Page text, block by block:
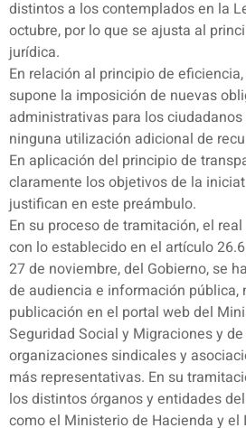
distintos a los contemplados en la
octubre, por lo que se ajusta al
jurídica.
En relación al principio de
supone la imposición de nuevas
administrativas para los
ninguna utilización adicional de
En aplicación del principio de
claramente los objetivos de la
justifican en este preámbulo.
En su proceso de tramitación, el
con lo establecido en el artículo
27 de noviembre, del Gobierno, se
de audiencia e información pública,
publicación en el portal web del
Seguridad Social y Migraciones y
organizaciones sindicales y
más representativas. En su
los distintos órganos y entidades
como el Ministerio de Hacienda y el